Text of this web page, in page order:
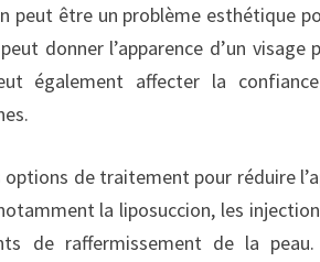
peut être un problème esthétique
donner l’apparence d’un visage
également affecter la
options de traitement pour réduire
la liposuccion, les
de raffermissement de la peau.